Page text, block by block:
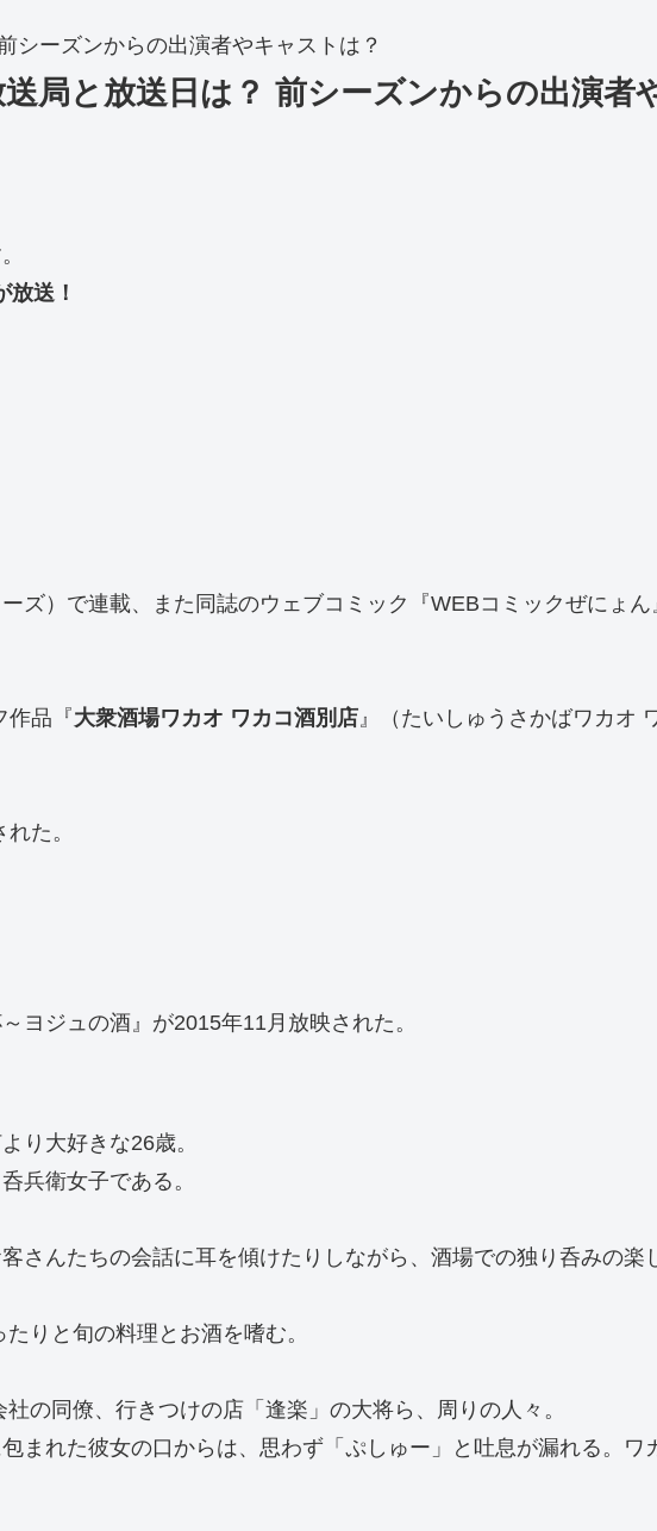
シーズンからの出演者やキャストは？
局と放送日は？ 前シーズンからの出演者
送！
ズ）で連載、また同誌のウェブコミック『WEBコミックぜにょん
作品『大衆酒場ワカオ ワカコ酒別店』（たいしゅうさかばワカオ
た。
ヨジュの酒』が2015年11月放映された。
り大好きな26歳。
兵衛女子である。
さんたちの会話に耳を傾けたりしながら、酒場での独り呑みの楽
りと旬の料理とお酒を嗜む。
の同僚、行きつけの店「逢楽」の大将ら、周りの人々。
まれた彼女の口からは、思わず「ぷしゅー」と吐息が漏れる。ワ